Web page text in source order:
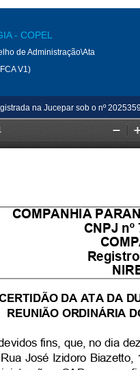
- COPEL
de Administração\Ata
V1)
na Jucepar sob o nº